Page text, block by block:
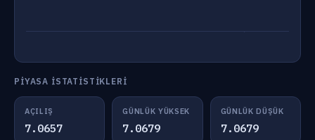
PIYASA İSTATISTIKLERI
AÇILIŞ
7.0657
GÜNLÜK YÜKSEK
7.0679
GÜNLÜK DÜŞÜK
7.0679